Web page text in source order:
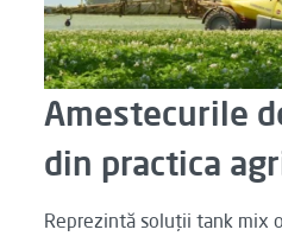
Amestecurile
din practica
Reprezintă soluții tank mix